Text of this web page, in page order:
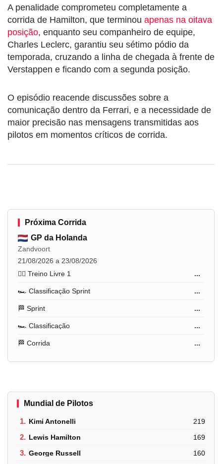
A penalidade comprometeu completamente a
corrida de Hamilton, que terminou apenas na oitava
posição, enquanto seu companheiro de equipe,
Charles Leclerc, garantiu seu sétimo pódio da
temporada, cruzando a linha de chegada à frente de
Verstappen e ficando com a segunda posição.
O episódio reacende discussões sobre a
comunicação dentro da Ferrari, e a necessidade de
maior precisão nas mensagens transmitidas aos
pilotos em momentos críticos de corrida.
Próxima Corrida
GP da Holanda
Zandvoort
21/08/2026 a 23/08/2026
🏋️‍♂️ Treino Livre 1
...
🏎️ Classificação Sprint ...
🏁 Sprint ...
🏎️ Classificação ...
🏁 Corrida ...
Mundial de Pilotos
1. Kimi Antonelli 219
2. Lewis Hamilton 169
3. George Russell 160